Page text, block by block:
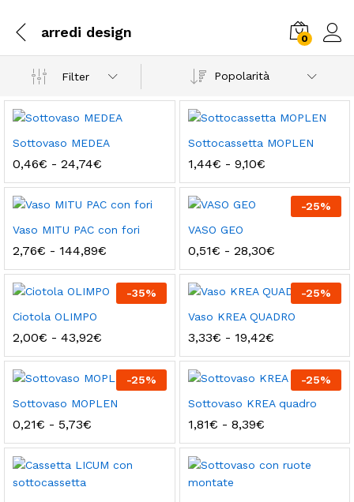
arredi design 0
Filter Popolarità
Sottovaso MEDEA
0,46€ - 24,74€
prezzo:
da
0,46€
a
24,74€
Sottocassetta MOPLEN
1,44€ - 9,10€Fascia
prezzo:
1,44€
Vaso MITU PAC con fori
2,76€ - 144,89€
prezzo:
da
2,76€
-25%
VASO GEO
0,51€ - 28,30€Fascia
prezzo:
da
0,51€
a
28,30€
-35%
Ciotola OLIMPO
2,00€ - 43,92€
prezzo:
da
2,00€
a
43,92€
-25%
Vaso KREA QUADRO
3,33€ - 19,42€Fascia
prezzo:
da
3,33€
a
19,42€
-25%
Sottovaso MOPLEN
0,21€ - 5,73€
prezzo:
da
0,21€
-25%
Sottovaso KREA quadro
1,81€ - 8,39€Fascia
prezzo:
da
1,81€